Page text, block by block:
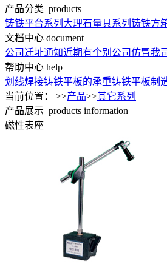
产品分类 products
铸铁平台系列 大理石量具系列 铸铁方
文档中心 document
公司迁址通知近期有个别公司仿冒我
帮助中心 help
划线焊接铸铁平板的承重铸铁平板制
当前位置： >>产品>>其它系列
产品展示 products information
磁性表座